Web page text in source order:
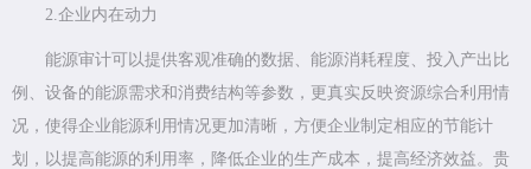
2.企业内在动力
能源审计可以提供客观准确的数据、能源消耗程度、投入产出比
例、设备的能源需求和消费结构等参数，更真实反映资源综合利用情
况，使得企业能源利用情况更加清晰，方便企业制定相应的节能计
划，以提高能源的利用率，降低企业的生产成本，提高经济效益。贵